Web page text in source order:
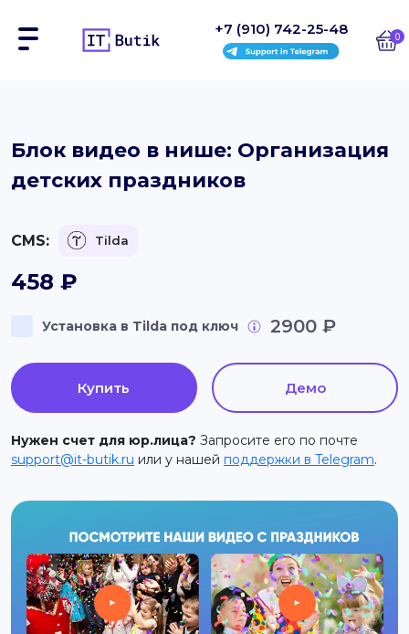
Интернет-магазины
Контакты
support@it-butik.ru
+7 (910) 742-25-48 0
Блок видео в нише: Организация
детских праздников
CMS: Tilda
458 ₽
Установка в Tilda под ключ 2900 ₽
Купить Демо
Нужен счет для юр.лица? Запросите его по почте
support@it-butik.ru или у нашей поддержки в Telegram.